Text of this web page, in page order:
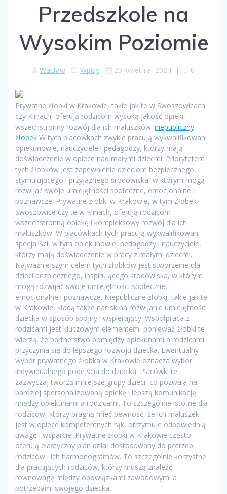
Przedszkole na
Wysokim Poziomie
Wacław Wpisy 23 kwietnia, 2024 | 0
Prywatne żłobki w Krakowie, takie jak te w Swoszowicach
czy Klinach, oferują rodzicom wysoką jakość opieki i
wszechstronny rozwój dla ich maluszków. niepubliczny
żłobek W tych placówkach zwykle pracują wykwalifikowani
opiekunowie, nauczyciele i pedagodzy, którzy mają
doświadczenie w opiece nad małymi dziećmi. Priorytetem
tych żłobków jest zapewnienie dzieciom bezpiecznego,
stymulującego i przyjaznego środowiska, w którym mogą
rozwijać swoje umiejętności społeczne, emocjonalne i
poznawcze. Prywatne żłobki w Krakowie, w tym Żłobek
Swoszowice czy te w Klinach, oferują rodzicom
wszechstronną opiekę i kompleksowy rozwój dla ich
maluszków. W placówkach tych pracują wykwalifikowani
specjaliści, w tym opiekunowie, pedagodzy i nauczyciele,
którzy mają doświadczenie w pracy z małymi dziećmi.
Najważniejszym celem tych żłobków jest stworzenie dla
dzieci bezpiecznego, inspirującego środowiska, w którym
mogą rozwijać swoje umiejętności społeczne,
emocjonalne i poznawcze. Niepubliczne żłobki, takie jak te
w Krakowie, kładą także nacisk na rozwijanie umiejętności
dziecka w sposób spójny i wspierający. Współpraca z
rodzicami jest kluczowym elementem, ponieważ żłobki te
wierzą, że partnerstwo pomiędzy opiekunami a rodzicami
przyczynia się do lepszego rozwoju dziecka. Ewentualny
wybór prywatnego żłobka w Krakowie oznacza wybór
indywidualnego podejścia do dziecka. Placówki te
zazwyczaj tworzą mniejsze grupy dzieci, co pozwala na
bardziej spersonalizowaną opiekę i lepszą komunikację
między opiekunami a rodzicami. To szczególnie istotne dla
rodziców, którzy pragną mieć pewność, że ich maluszek
jest w opiece kompetentnych rąk, otrzymuje odpowiednią
uwagę i wsparcie. Prywatne żłobki w Krakowie często
oferują elastyczny plan dnia, dostosowany do potrzeb
rodziców i ich harmonogramów. To szczególnie korzystne
dla pracujących rodziców, którzy muszą znaleźć
równowagę między obowiązkami zawodowymi a
potrzebami swojego dziecka.